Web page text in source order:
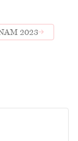
2023